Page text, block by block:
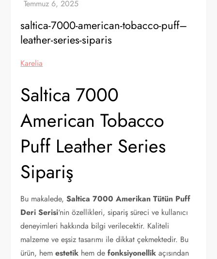
saltica-7000-american-tobacco-puff–
leather-series-siparis
Karelia
Saltica 7000
American Tobacco
Puff Leather Series
Sipariş
Bu makalede,Saltica 7000 Amerikan Tütün Puff
Deri Serisi‘nin özellikleri, sipariş süreci ve kullanıcı
deneyimleri hakkında bilgi verilecektir. Kaliteli
malzeme ve eşsiz tasarımı ile dikkat çekmektedir. Bu
ürün, hemestetik hem defonksiyonellik açısından